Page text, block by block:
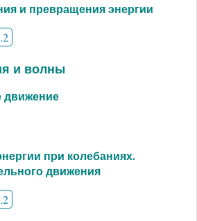
и превращения энергии
и волны
движение
при колебаниях.
движения